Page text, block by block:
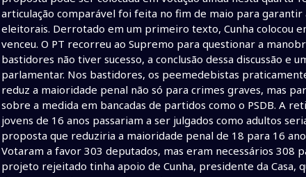
articulação comparável foi feita no fim de maio para
eleitorais. Derrotado em um primeiro texto, Cunha colocou
venceu. O PT recorreu ao Supremo para questionar a
bastidores não tiver sucesso, a conclusão dessa discussão e
parlamentar. Nos bastidores, os peemedebistas
reduz a maioridade penal não só para crimes graves, mas
sobre a medida em bancadas de partidos como o PSDB. A
jovens de 16 anos passariam a ser julgados como adultos
proposta que reduziria a maioridade penal de 18 para 16
Votaram a favor 303 deputados, mas eram necessários 308
projeto rejeitado tinha apoio de Cunha, presidente da Casa,